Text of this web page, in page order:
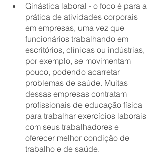
Ginástica laboral - o foco é para a
prática de atividades corporais
em empresas, uma vez que
funcionários trabalhando em
escritórios, clínicas ou indústrias,
por exemplo, se movimentam
pouco, podendo acarretar
problemas de saúde. Muitas
dessas empresas contratam
profissionais de educação física
para trabalhar exercícios laborais
com seus trabalhadores e
oferecer melhor condição de
trabalho e de saúde.